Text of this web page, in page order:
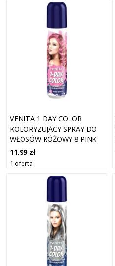
VENITA 1 DAY COLOR
KOLORYZUJĄCY SPRAY DO
WŁOSÓW RÓŻOWY 8 PINK
WORLD 50ML
11,99 zł
1 oferta